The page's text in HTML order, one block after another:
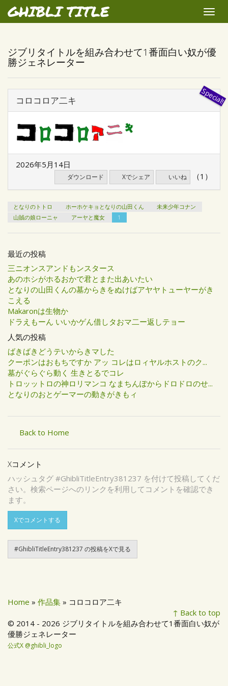
GHIBLI TITLE
Toggle
ジブリタイトルを組み合わせて1番面白い奴が優
勝ジェネレーター
コロコロア二キ
2026年5月14日
ダウンロード Xでシェア いいね （1）
となりのトトロ ホーホケキョとなりの山田くん
未来少年コナン
山賊の娘ローニャ
アーヤと魔女 1
最近の投稿
三ニオンスアンドもンスタース
あのホシがホるおかで君とまた出あいたい
となりの山田くんの墓からきをぬけばアヤヤトューヤーがき
こえる
Makaronは生物か
ドラえもーん いいかゲん借しタおマ二ー返しテョー
人気の投稿
ばきばきどうテいからきマした
クーポンはおもちですか アッ コレはロィヤルホストのク...
墓がぐらぐら動く 生きとるでコレ
トロッットロの神ロリマンコ なまちんぽからドロドロのせ...
となりのおとゲーマーの動きがきもィ
Back to Home
Xコメント
ハッシュタグ #GhibliTitleEntry381237 を付けて投稿してくだ
さい。検索ページへのリンクを利用してコメントを確認でき
ます。
Xでコメントする
#GhibliTitleEntry381237 の投稿をXで見る
Home » 作品集 » コロコロア二キ
↑ Back to top
© 2014 - 2026 ジブリタイトルを組み合わせて1番面白い奴が
優勝ジェネレーター
公式X @ghibli_logo